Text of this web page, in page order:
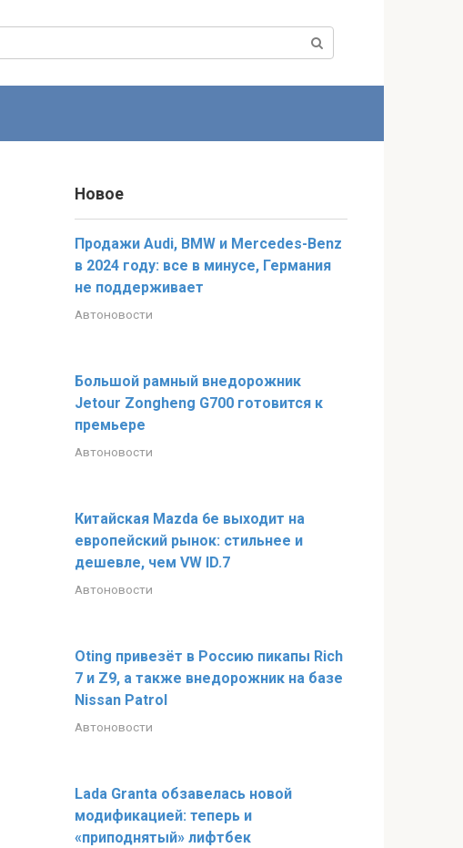
Новое
Продажи Audi, BMW и Mercedes-Benz
в 2024 году: все в минусе, Германия
не поддерживает
Автоновости
Большой рамный внедорожник
Jetour Zongheng G700 готовится к
премьере
Автоновости
Китайская Mazda 6e выходит на
европейский рынок: стильнее и
дешевле, чем VW ID.7
Автоновости
Oting привезёт в Россию пикапы Rich
7 и Z9, а также внедорожник на базе
Nissan Patrol
Автоновости
Lada Granta обзавелась новой
модификацией: теперь и
«приподнятый» лифтбек